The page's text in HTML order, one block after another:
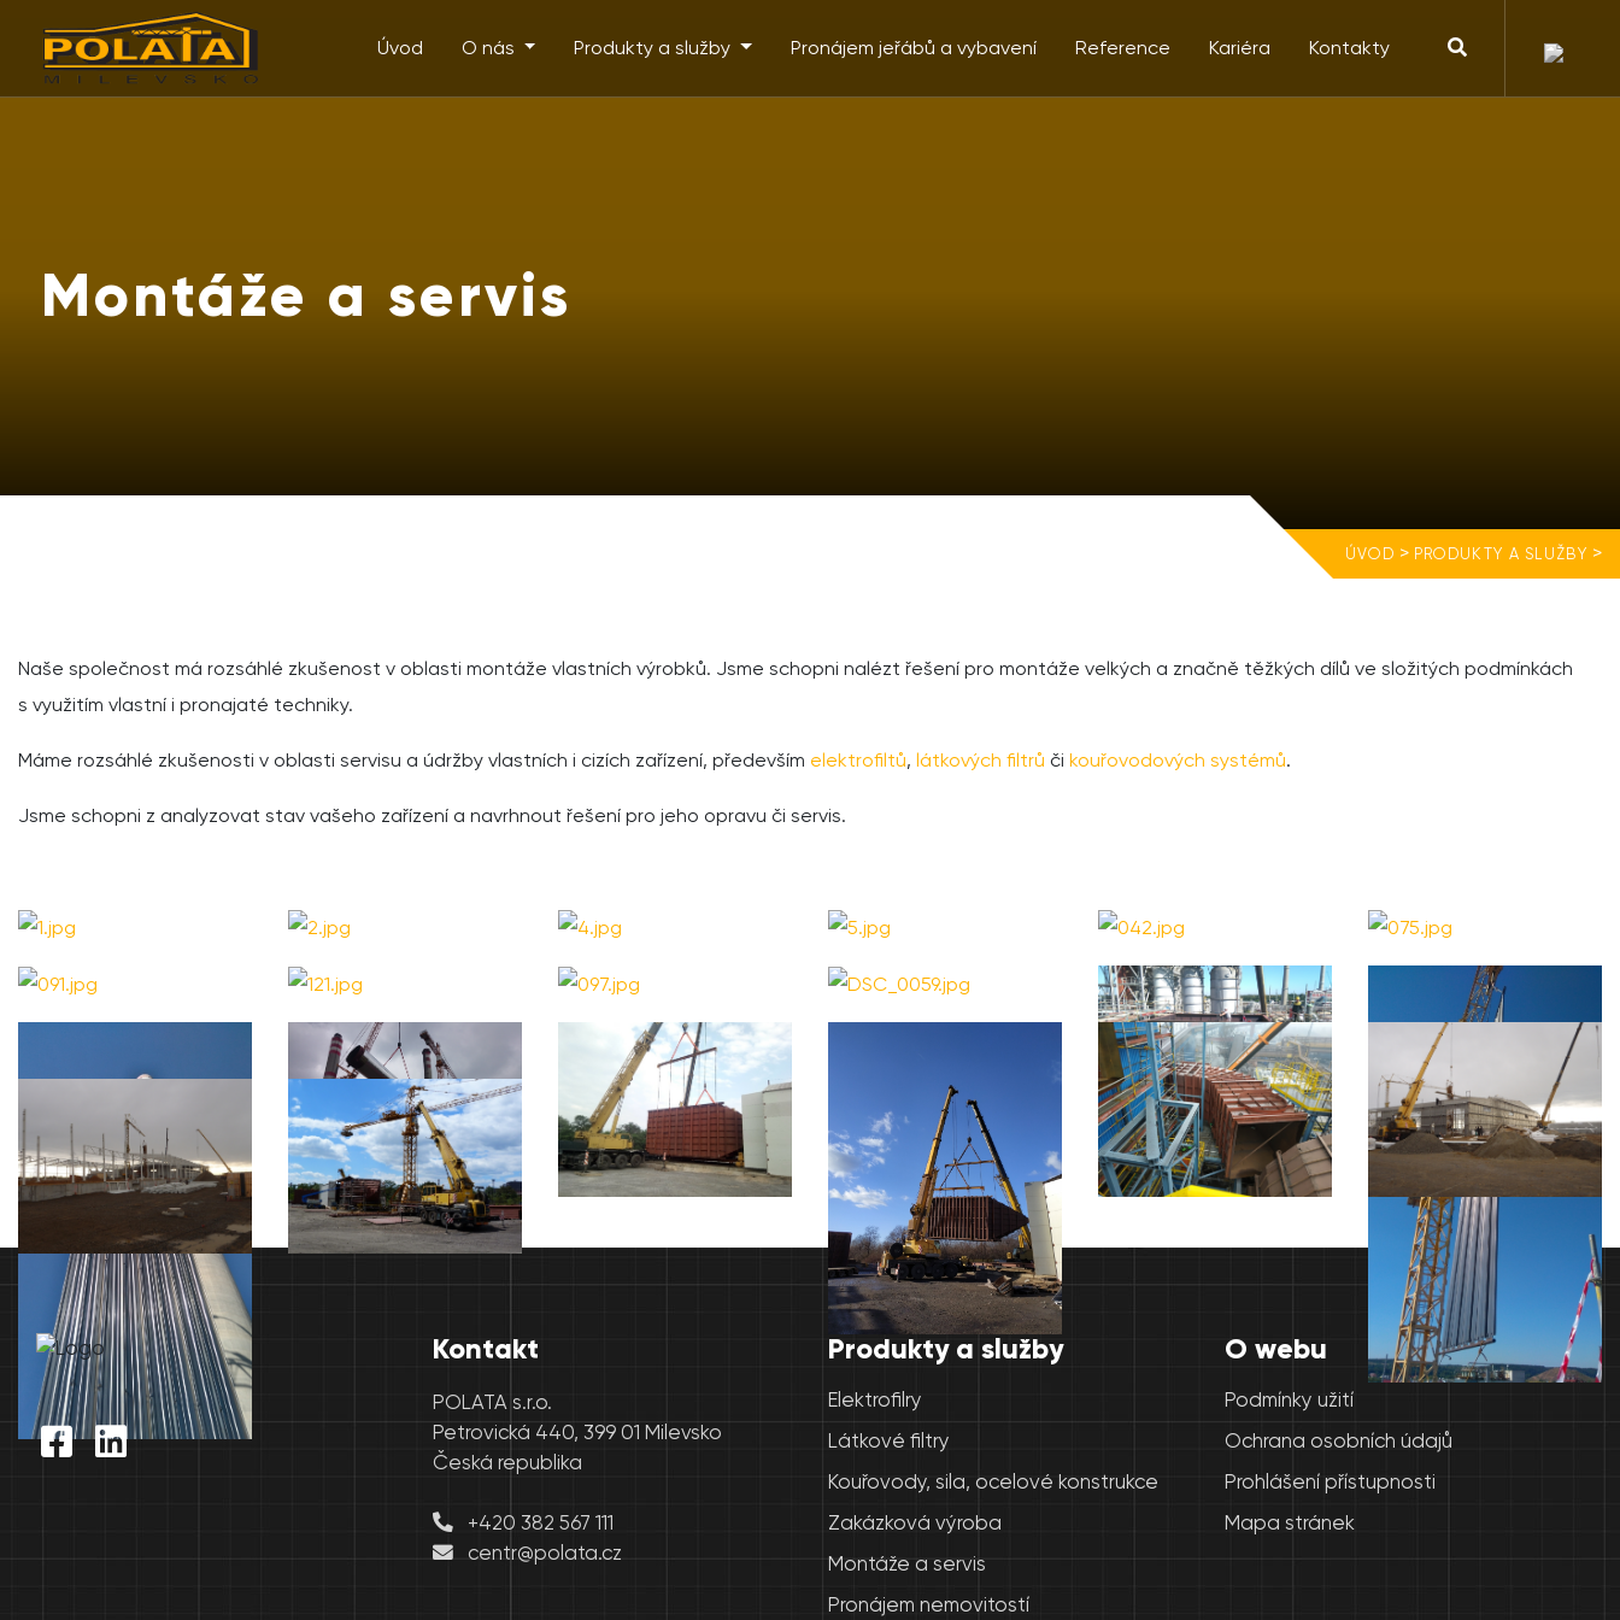
Úvod O nás Produkty a služby Pronájem jeřábů a vybavení Reference Kariéra Kontakty
Montáže a servis
ÚVOD > PRODUKTY A SLUŽBY >
Naše společnost má rozsáhlé zkušenost v oblasti montáže vlastních výrobků. Jsme schopni nalézt řešení pro montáže velkých a značně těžkých dílů ve složitých podmínkách
s využitím vlastní i pronajaté techniky.
Máme rozsáhlé zkušenosti v oblasti servisu a údržby vlastních i cizích zařízení, především elektrofiltů, látkových filtrů či kouřovodových systémů.
Jsme schopni z analyzovat stav vašeho zařízení a navrhnout řešení pro jeho opravu či servis.
Kontakt
POLATA s.r.o.
Petrovická 440, 399 01 Milevsko
Česká republika
+420 382 567 111
centr@polata.cz
Produkty a služby
Elektrofilry
Látkové filtry
Kouřovody, sila, ocelové konstrukce
Zakázková výroba
Montáže a servis
Pronájem nemovitostí
O webu
Podmínky užití
Ochrana osobních údajů
Prohlášení přístupnosti
Mapa stránek